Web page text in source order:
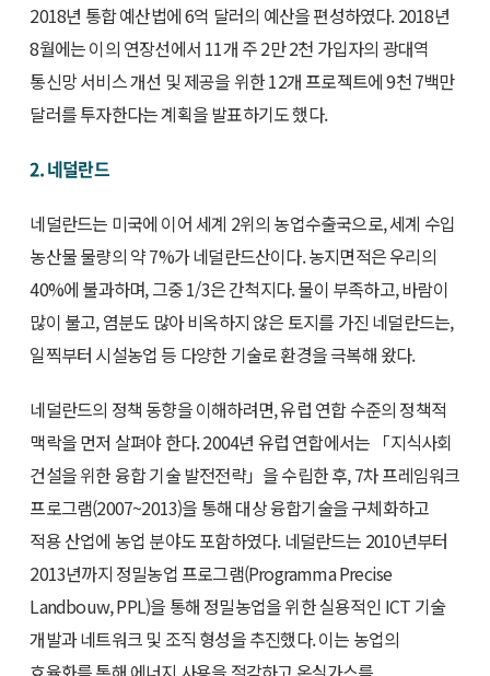
2018년 통합 예산법에 6억 달러의 예산을 편성하였다. 2018년
8월에는 이의 연장선에서 11개 주 2만 2천 가입자의 광대역
통신망 서비스 개선 및 제공을 위한 12개 프로젝트에 9천 7백만
달러를 투자한다는 계획을 발표하기도 했다.
2. 네덜란드
네덜란드는 미국에 이어 세계 2위의 농업수출국으로, 세계 수입
농산물 물량의 약 7%가 네덜란드산이다. 농지면적은 우리의
40%에 불과하며, 그중 1/3은 간척지다. 물이 부족하고, 바람이
많이 불고, 염분도 많아 비옥하지 않은 토지를 가진 네덜란드는,
일찍부터 시설농업 등 다양한 기술로 환경을 극복해 왔다.
네덜란드의 정책 동향을 이해하려면, 유럽 연합 수준의 정책적
맥락을 먼저 살펴야 한다. 2004년 유럽 연합에서는 「지식사회
건설을 위한 융합 기술 발전전략」을 수립한 후, 7차 프레임워크
프로그램(2007~2013)을 통해 대상 융합기술을 구체화하고
적용 산업에 농업 분야도 포함하였다. 네덜란드는 2010년부터
2013년까지 정밀농업 프로그램(Programma Precise
Landbouw, PPL)을 통해 정밀농업을 위한 실용적인 ICT 기술
개발과 네트워크 및 조직 형성을 추진했다. 이는 농업의